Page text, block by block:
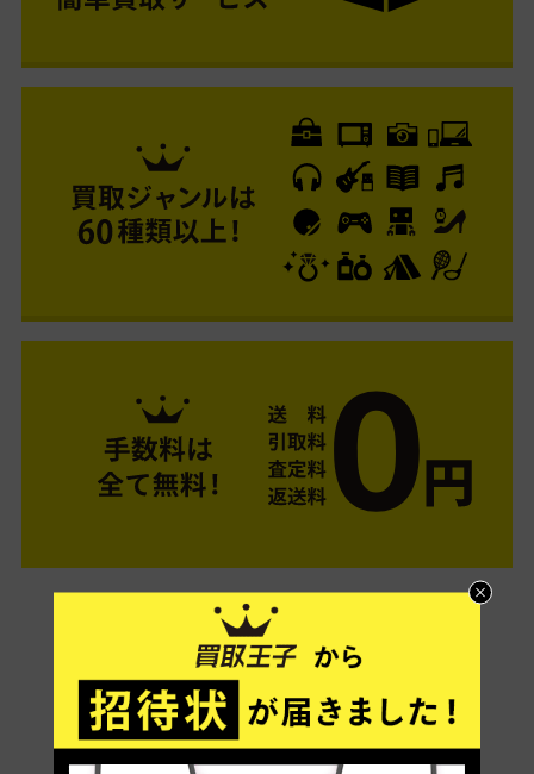
ご利用は簡単3ステップ
- FLOW -